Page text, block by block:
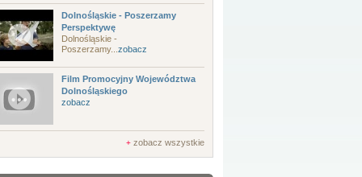
Dolnośląskie - Poszerzamy
Perspektywę
Dolnośląskie -
Poszerzamy... zobacz
Film Promocyjny Województwa
Dolnośląskiego
zobacz
+ zobacz wszystkie